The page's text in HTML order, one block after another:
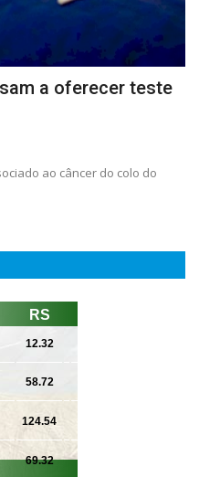
a oferecer teste
ao câncer do colo do